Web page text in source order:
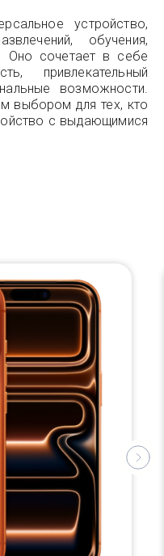
устройство,
обучения,
Оно сочетает в себе
привлекательный
возможности.
выбором для тех, кто
с выдающимися